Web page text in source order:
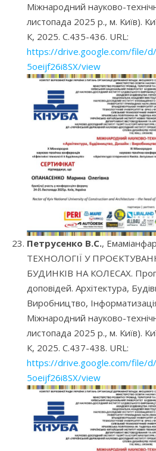
Міжнародний науково-
листопада 2025 р., м. Київ).
К, 2025. С.435-436. URL:
https://drive.google.com/file/d/
5oeijf26i8SX/view
Петрусенко В.С.,
ТЕХНОЛОГІЇ У
БУДИНКІВ НА КОЛЕСАХ.
доповідей. Архітектура,
Виробництво,
Міжнародний науково-
листопада 2025 р., м. Київ).
К, 2025. С.437-438. URL:
https://drive.google.com/file/d/
5oeijf26i8SX/view